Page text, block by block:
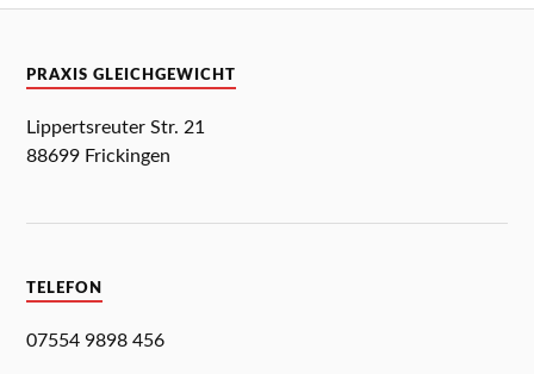
PRAXIS GLEICHGEWICHT
Lippertsreuter Str. 21
88699 Frickingen
TELEFON
07554 9898 456